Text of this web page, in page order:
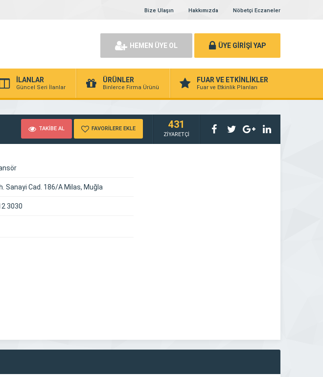
Bize Ulaşın Hakkımızda Nöbetçi Eczaneler
HEMEN ÜYE OL ÜYE GİRİŞİ YAP
İLANLAR
Güncel Seri İlanlar
ÜRÜNLER
Binlerce Firma Ürünü
FUAR VE ETKİNLİKLER
Fuar ve Etkinlik Planları
TAKİBE AL FAVORİLERE EKLE 431
ZİYARETÇİ
Sanayi Cad. 186/A Milas, Muğla
3030